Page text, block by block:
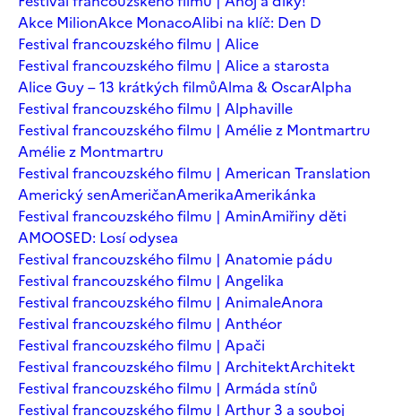
Akce MilionAkce MonacoAlibi na klíč: Den D
Festival francouzského filmu | Alice
Festival francouzského filmu | Alice a starosta
Alice Guy – 13 krátkých filmůAlma & OscarAlpha
Festival francouzského filmu | Alphaville
Festival francouzského filmu | Amélie z Montmartru
Amélie z Montmartru
Festival francouzského filmu | American Translation
Americký senAmeričanAmerikaAmerikánka
Festival francouzského filmu | AminAmiřiny děti
AMOOSED: Losí odysea
Festival francouzského filmu | Anatomie pádu
Festival francouzského filmu | Angelika
Festival francouzského filmu | AnimaleAnora
Festival francouzského filmu | Anthéor
Festival francouzského filmu | Apači
Festival francouzského filmu | ArchitektArchitekt
Festival francouzského filmu | Armáda stínů
Festival francouzského filmu | Arthur 3 a souboj